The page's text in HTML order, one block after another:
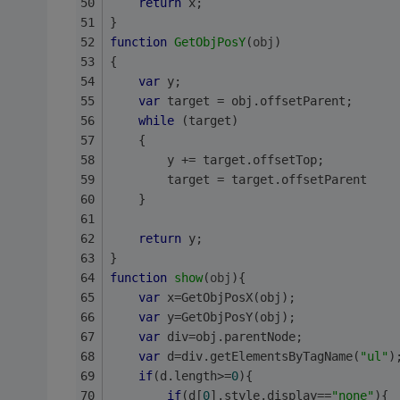
}
function GetObjPosY(obj )
{
var y;
var target = obj.offsetParent;
while (target)
    {
        y += target.offsetTop;
        target = target.offsetParent
    }
return y;
}
function show(obj ){
var x=GetObjPosX(obj);
var y=GetObjPosY(obj);
var div=obj.parentNode;
var d=div.getElementsByTagName( "ul"
if(d.length>=0){
if(d[0].style.display=="none" ){